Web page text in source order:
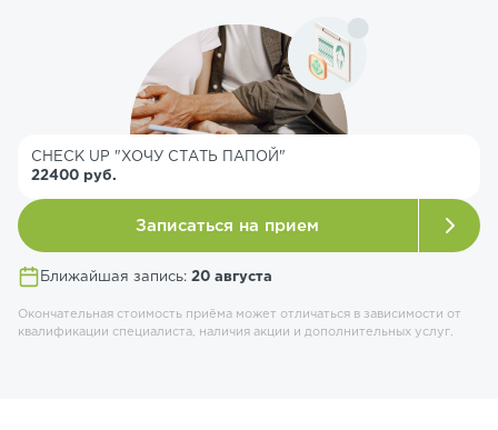
Ближайшая запись: 20 августа
CHECK UP "ХОЧУ СТАТЬ ПАПОЙ"
22400 руб.
Записаться на прием
Окончательная стоимость приёма может отличаться в зависимости от
квалификации специалиста, наличия акции и дополнительных услуг.